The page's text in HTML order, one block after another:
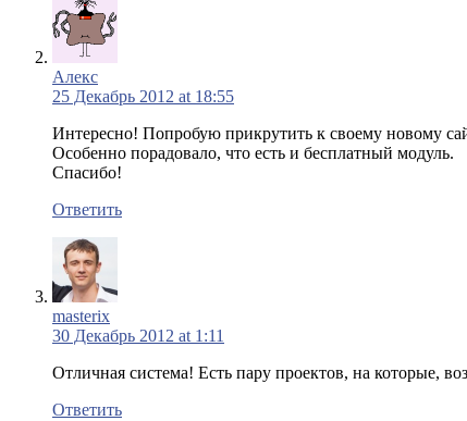
Алекс
25 Декабрь 2012 at 18:55
Интересно! Попробую прикрутить к своему новому
Особенно порадовало, что есть и бесплатный модуль.
Спасибо!
Ответить
masterix
30 Декабрь 2012 at 1:11
Отличная система! Есть пару проектов, на которые,
Ответить